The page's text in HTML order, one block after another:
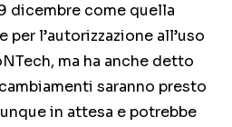
dicembre come quella
l’autorizzazione all’uso
ma ha anche detto
saranno presto
in attesa e potrebbe